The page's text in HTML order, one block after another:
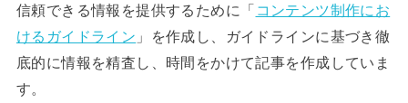
信頼できる情報を提供するために「 コンテンツ制作にお
けるガイドライン 」を作成し、ガイドラインに基づき徹
底的に情報を精査し、時間をかけて記事を作成していま
す。